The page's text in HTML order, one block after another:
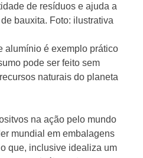
de resíduos e ajuda a
bauxita. Foto: ilustrativa
alumínio é exemplo prático
pode ser feito sem
naturais do planeta
na ação pelo mundo
mundial em embalagens
que, inclusive idealiza um